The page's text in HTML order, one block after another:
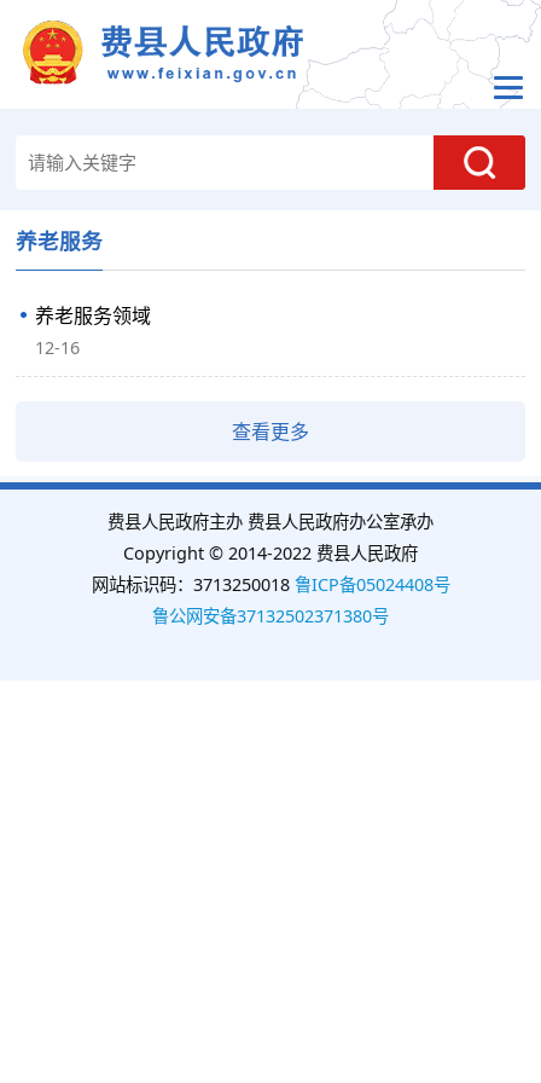
养老服务
养老服务领域
12-16
查看更多
费县人民政府主办 费县人民政府办公室承办
Copyright © 2014-2022 费县人民政府
网站标识码：3713250018 鲁ICP备05024408号
鲁公网安备37132502371380号